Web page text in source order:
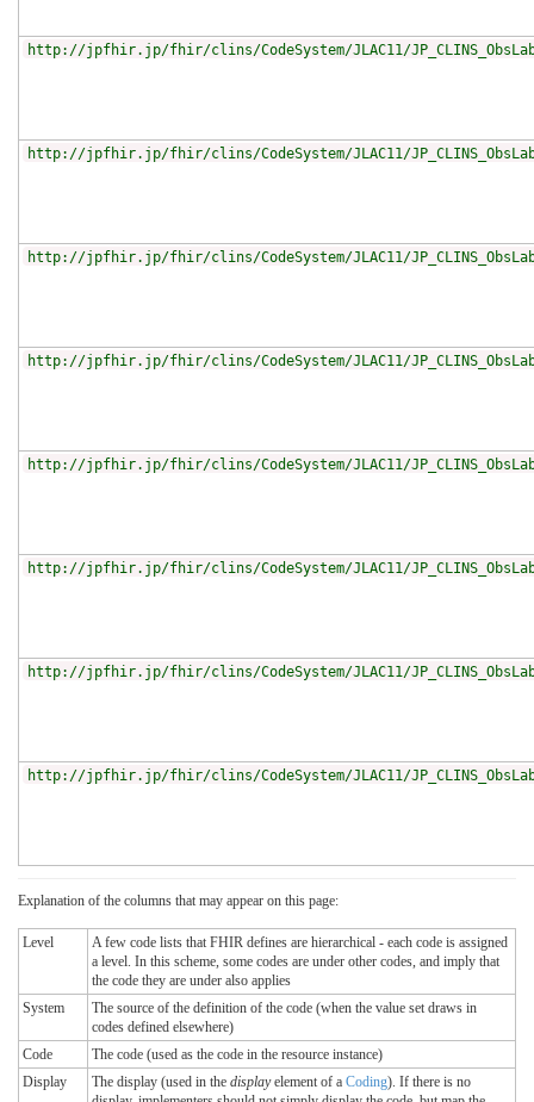
http://jpfhir.jp/fhir/clins/CodeSystem/JLAC11/
http://jpfhir.jp/fhir/clins/CodeSystem/JLAC11/
http://jpfhir.jp/fhir/clins/CodeSystem/JLAC11/
http://jpfhir.jp/fhir/clins/CodeSystem/JLAC11/
http://jpfhir.jp/fhir/clins/CodeSystem/JLAC11/
http://jpfhir.jp/fhir/clins/CodeSystem/JLAC11/
http://jpfhir.jp/fhir/clins/CodeSystem/JLAC11/
http://jpfhir.jp/fhir/clins/CodeSystem/JLAC11/
Explanation of the columns that may appear on this page:
Level
A few code lists that FHIR defines are hierarchical - each code is assigned
a level. In this scheme, some codes are under other codes, and imply that
the code they are under also applies
System
The source of the definition of the code (when the value set draws in
codes defined elsewhere)
Code
The code (used as the code in the resource instance)
Display
The display (used in the displayelement of a Coding). If there is no